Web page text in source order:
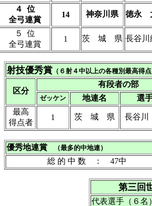
４ 位
全弓連賞
14 神奈川県 徳永
５ 位
全弓連賞
1 茨 城 県 長谷川
射技優秀賞 （６射４中以上の各種別最高得点
区分
有段者の部
ゼッケン 地連名 選
最高
得点者
1 茨 城 県 長谷
優秀地連賞 （最多的中地連）
総 的 中 数 ： 47中
第三回
代表選手（６名）